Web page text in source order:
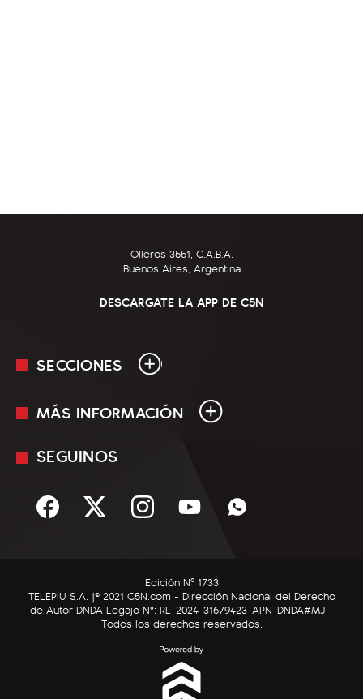
Olleros 3551, C.A.B.A.
Buenos Aires, Argentina
DESCARGATE LA APP DE C5N
SECCIONES
En Vivo
Sociedad
C5N Autos
RatingCero
MÁS INFORMACIÓN
Mediakit
Términos y condiciones
SEGUINOS
Edición Nº 1733
TELEPIU S.A. |© 2021 C5N.com - Dirección Nacional del Derecho
de Autor DNDA Legajo N°: RL-2024-31679423-APN-DNDA#MJ -
Todos los derechos reservados.